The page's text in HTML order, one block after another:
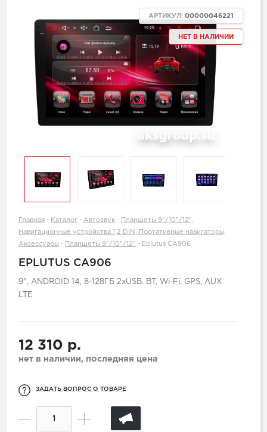
НЕТ В НАЛИЧИИ
АРТИКУЛ: 00000046221
Главная - Каталог - Автозвук -
Планшеты 9"/10"/12",
Навигационные устройства 1,2 DIN, Портативные навигаторы,
Аксессуары - Планшеты 9"/10"/12" - Eplutus CA906
EPLUTUS CA906
9", ANDROID 14, 8-128ГБ 2xUSB. BT, Wi-Fi, GPS, AUX
LTE
12 310 р.
нет в наличии, последняя цена
ЗАДАТЬ ВОПРОС О ТОВАРЕ